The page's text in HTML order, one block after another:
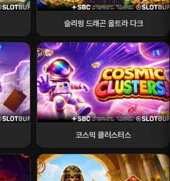
슬리핑 드래곤 울트라 다크
코스믹 클러스터스